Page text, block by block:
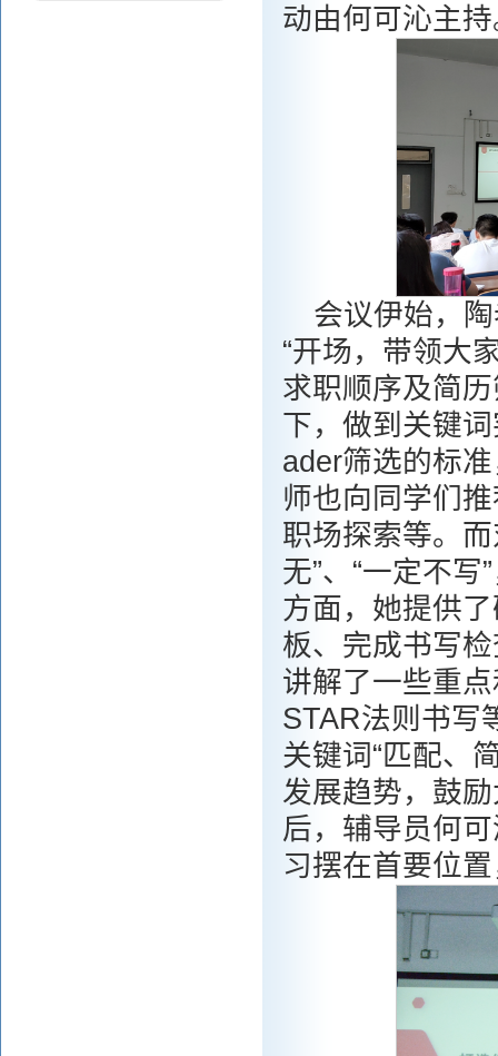
动由何可沁主
会议伊始，
“开场，带领大
求职顺序及简
下，做到关键
ader筛选的标
师也向同学们
职场探索等。
无”、“一定不
方面，她提供
板、完成书写
讲解了一些重
STAR法则书写
关键词“匹配、
发展趋势，鼓
后，辅导员何
习摆在首要位